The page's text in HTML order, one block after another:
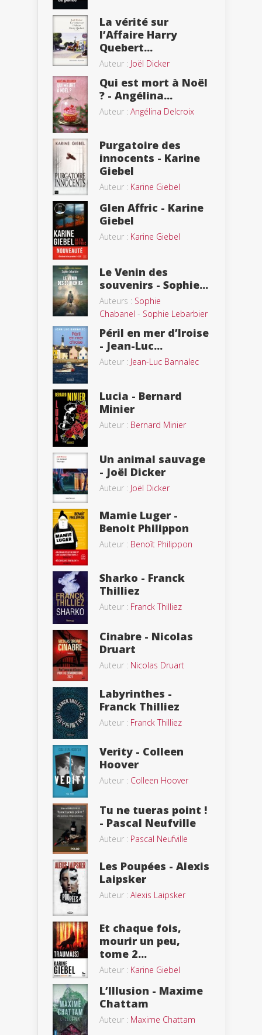
La vérité sur
l’Affaire Harry
Quebert...
Auteur : Joël Dicker
Qui est mort à Noël
? - Angélina...
Auteur : Angélina Delcroix
Purgatoire des
innocents - Karine
Giebel
Auteur : Karine Giebel
Glen Affric - Karine
Giebel
Auteur : Karine Giebel
Le Venin des
souvenirs - Sophie...
Auteurs : Sophie
Chabanel - Sophie Lebarbier
Péril en mer d’Iroise
- Jean-Luc...
Auteur : Jean-Luc Bannalec
Lucia - Bernard
Minier
Auteur : Bernard Minier
Un animal sauvage
- Joël Dicker
Auteur : Joël Dicker
Mamie Luger -
Benoit Philippon
Auteur : Benoît Philippon
Sharko - Franck
Thilliez
Auteur : Franck Thilliez
Cinabre - Nicolas
Druart
Auteur : Nicolas Druart
Labyrinthes -
Franck Thilliez
Auteur : Franck Thilliez
Verity - Colleen
Hoover
Auteur : Colleen Hoover
Tu ne tueras point !
- Pascal Neufville
Auteur : Pascal Neufville
Les Poupées - Alexis
Laipsker
Auteur : Alexis Laipsker
Et chaque fois,
mourir un peu,
tome 2...
Auteur : Karine Giebel
L’Illusion - Maxime
Chattam
Auteur : Maxime Chattam